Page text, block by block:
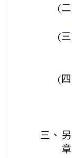
(
(
(
三、